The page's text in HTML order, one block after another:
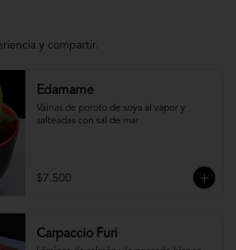
y compartir.
Edamame
Vainas de poroto de soya al vapor y
salteadas con sal de mar
$7.500
Carpaccio Furi